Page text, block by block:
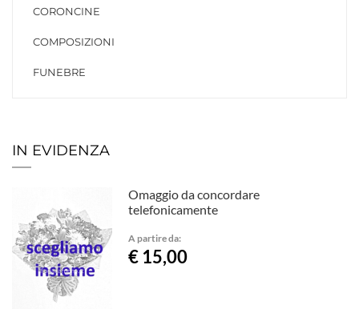
CORONCINE
COMPOSIZIONI
FUNEBRE
IN EVIDENZA
Omaggio da concordare
telefonicamente
A partire da:
€ 15,00